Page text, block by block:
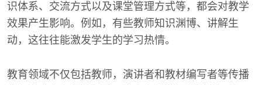
识体系、交流方式以及课堂管理方式等，都会对教学
效果产生影响。例如，有些教师知识渊博、讲解生
动，这往往能激发学生的学习热情。
教育领域不仅包括教师，演讲者和教材编写者等传播